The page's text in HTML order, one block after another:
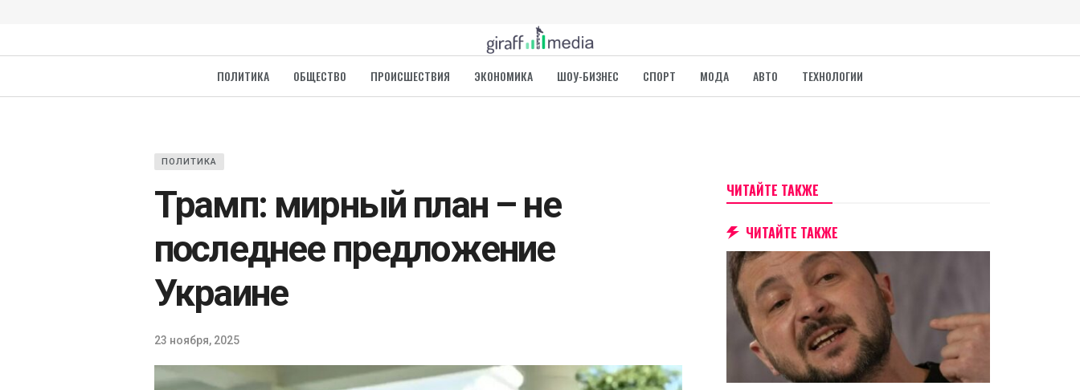
ПОЛИТИКА ОБЩЕСТВО ПРОИСШЕСТВИЯ ЭКОНОМИКА ШОУ-БИЗНЕС СПОРТ МОДА АВТО ТЕХНОЛОГИИ
ПОЛИТИКА
Трамп: мирный план – не
последнее предложение
Украине
23 ноября, 2025
ЧИТАЙТЕ ТАКЖЕ
ЧИТАЙТЕ ТАКЖЕ